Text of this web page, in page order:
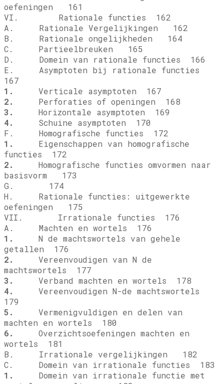
oefeningen 161
VI. Rationale functies 162
A. Rationale Vergelijkingen 162
B. Rationale ongelijkheden 164
C. Partieelbreuken 165
D. Domein van rationale functies 166
E. Asymptoten bij rationale functies
167
1.
Verticale asymptoten 167
2.
Perforaties of openingen 168
3.
Horizontale asymptoten 169
4.
Schuine asymptoten 170
F. Homografische functies 172
1.
Eigenschappen van homografische
functies 172
2.
Homografische functies omvormen naar
basisvorm 173
G.
174
H. Rationale functies: uitgewerkte
oefeningen 175
VII. Irrationale functies 176
A. Machten en wortels 176
1.
N de machtswortels van gehele
getallen 176
2.
Vereenvoudigen van N de
machtswortels 177
3.
Verband machten en wortels 178
4.
Vereenvoudigen N-de machtswortels
179
5.
Vermenigvuldigen en delen van
machten en wortels 180
6.
Overzichtsoefeningen machten en
wortels 181
B. Irrationale vergelijkingen 182
C. Domein van irrationale functies 183
1.
Domein van irrationale functie met